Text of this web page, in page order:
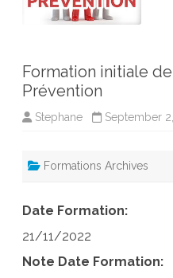
Formation initiale
Prévention
Stephane September
Formations Archives
Date Formation:
21/11/2022
Note Date Formation: